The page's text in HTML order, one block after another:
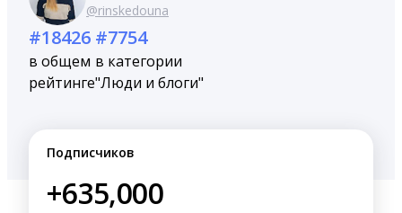
@rinskedouna
#18426
в общем
рейтинге
#7754
в категории
"Люди и блоги"
Подписчиков
+635,000